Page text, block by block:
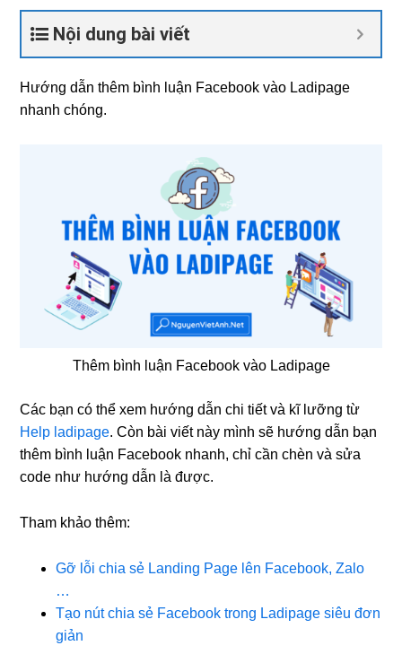
Nội dung bài viết
Hướng dẫn thêm bình luận Facebook vào Ladipage
nhanh chóng.
Thêm bình luận Facebook vào Ladipage
Các bạn có thể xem hướng dẫn chi tiết và kĩ lưỡng từ
Help ladipage. Còn bài viết này mình sẽ hướng dẫn bạn
thêm bình luận Facebook nhanh, chỉ cần chèn và sửa
code như hướng dẫn là được.
Tham khảo thêm:
Gỡ lỗi chia sẻ Landing Page lên Facebook, Zalo
…
Tạo nút chia sẻ Facebook trong Ladipage siêu đơn
giản